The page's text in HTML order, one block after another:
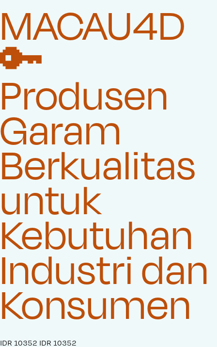
MACAU4D
🔑
Produsen
Garam
Berkualitas
untuk
Kebutuhan
Industri dan
Konsumen
S
IDR 10352 O
IDR 10352